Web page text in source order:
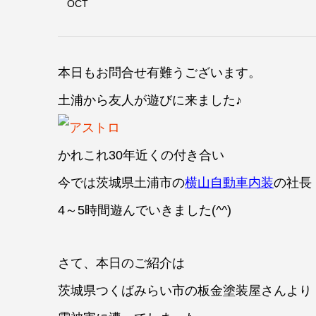
OCT
本日もお問合せ有難うございます。
土浦から友人が遊びに来ました♪
かれこれ30年近くの付き合い
今では茨城県土浦市の横山自動車内装の社長
4～5時間遊んでいきました(^^)
さて、本日のご紹介は
茨城県つくばみらい市の板金塗装屋さんより